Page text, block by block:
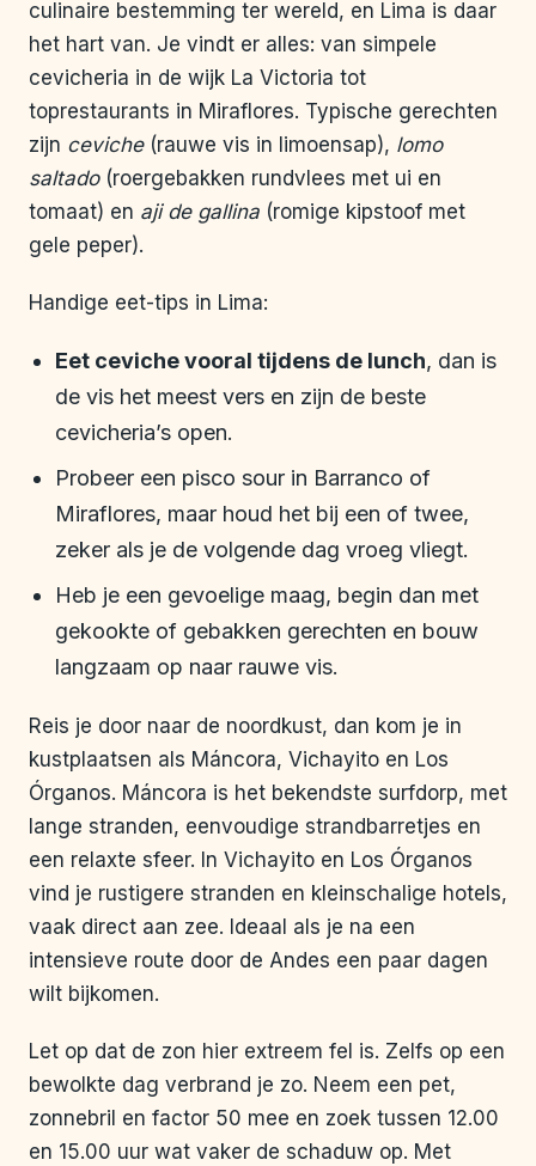
culinaire bestemming ter wereld, en Lima is daar
het hart van. Je vindt er alles: van simpele
cevicheria in de wijk La Victoria tot
toprestaurants in Miraflores. Typische gerechten
zijn ceviche(rauwe vis in limoensap), lomo
saltado(roergebakken rundvlees met ui en
tomaat) en aji de gallina (romige kipstoof met
gele peper).
Handige eet-tips in Lima:
Eet ceviche vooral tijdens de lunch, dan is
de vis het meest vers en zijn de beste
cevicheria’s open.
Probeer een pisco sour in Barranco of
Miraflores, maar houd het bij een of twee,
zeker als je de volgende dag vroeg vliegt.
Heb je een gevoelige maag, begin dan met
gekookte of gebakken gerechten en bouw
langzaam op naar rauwe vis.
Reis je door naar de noordkust, dan kom je in
kustplaatsen als Máncora, Vichayito en Los
Órganos. Máncora is het bekendste surfdorp, met
lange stranden, eenvoudige strandbarretjes en
een relaxte sfeer. In Vichayito en Los Órganos
vind je rustigere stranden en kleinschalige hotels,
vaak direct aan zee. Ideaal als je na een
intensieve route door de Andes een paar dagen
wilt bijkomen.
Let op dat de zon hier extreem fel is. Zelfs op een
bewolkte dag verbrand je zo. Neem een pet,
zonnebril en factor 50 mee en zoek tussen 12.00
en 15.00 uur wat vaker de schaduw op. Met